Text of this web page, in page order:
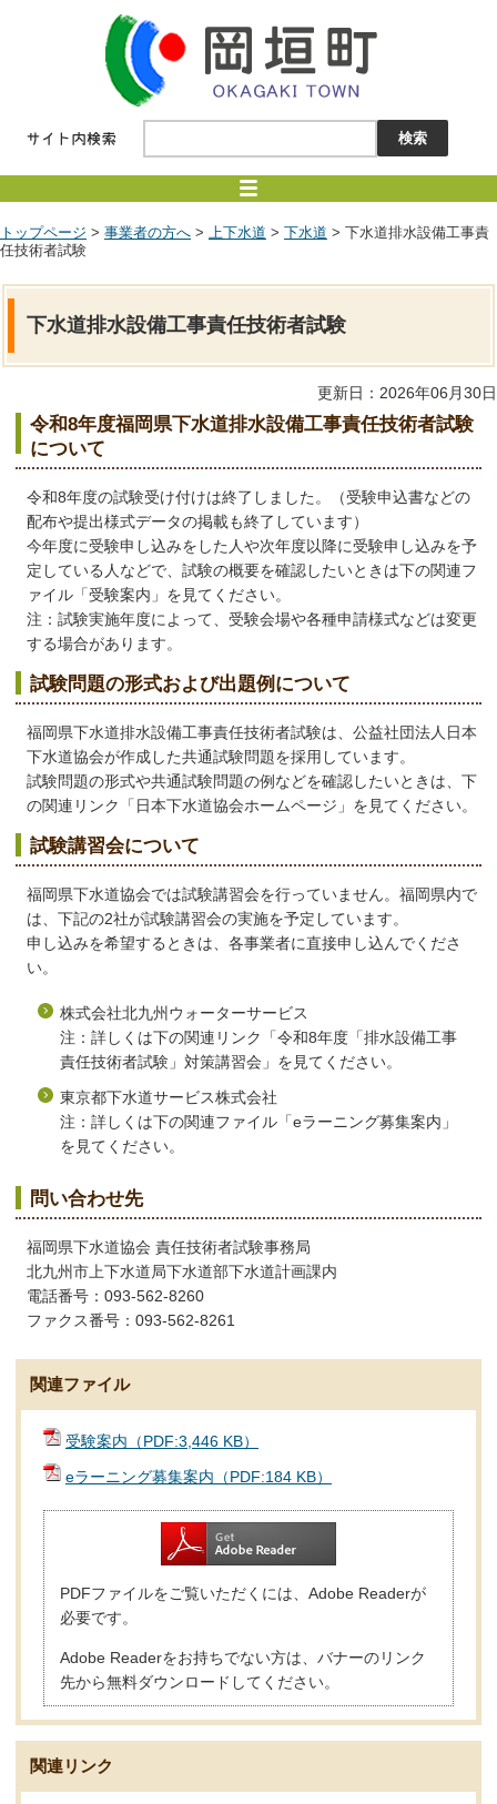
トップページ > 事業者の方へ > 上下水道 > 下水道 > 下水道排水設備工事責
任技術者試験
下水道排水設備工事責任技術者試験
更新日：2026年06月30日
令和8年度福岡県下水道排水設備工事責任技術者試験
について
令和8年度の試験受け付けは終了しました。（受験申込書などの
配布や提出様式データの掲載も終了しています）
今年度に受験申し込みをした人や次年度以降に受験申し込みを予
定している人などで、試験の概要を確認したいときは下の関連フ
ァイル「受験案内」を見てください。
注：試験実施年度によって、受験会場や各種申請様式などは変更
する場合があります。
試験問題の形式および出題例について
福岡県下水道排水設備工事責任技術者試験は、公益社団法人日本
下水道協会が作成した共通試験問題を採用しています。
試験問題の形式や共通試験問題の例などを確認したいときは、下
の関連リンク「日本下水道協会ホームページ」を見てください。
試験講習会について
福岡県下水道協会では試験講習会を行っていません。福岡県内で
は、下記の2社が試験講習会の実施を予定しています。
申し込みを希望するときは、各事業者に直接申し込んでくださ
い。
株式会社北九州ウォーターサービス
注：詳しくは下の関連リンク「令和8年度「排水設備工事
責任技術者試験」対策講習会」を見てください。
東京都下水道サービス株式会社
注：詳しくは下の関連ファイル「eラーニング募集案内」
を見てください。
問い合わせ先
福岡県下水道協会 責任技術者試験事務局
北九州市上下水道局下水道部下水道計画課内
電話番号：093-562-8260
ファクス番号：093-562-8261
関連ファイル
受験案内（PDF:3,446 KB）
eラーニング募集案内（PDF:184 KB）
PDFファイルをご覧いただくには、Adobe Readerが
必要です。
Adobe Readerをお持ちでない方は、バナーのリンク
先から無料ダウンロードしてください。
関連リンク